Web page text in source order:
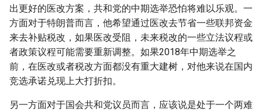
出更好的医改方案，共和党的中期选举恐怕将难以乐观。一
方面对于特朗普而言，他希望通过医改去节省一些联邦资金
来去补贴税改，如果医改受阻，未来税改的一些立法议程或
者政策议程可能需要重新调整。如果2018年中期选举之
前，在医改或者税改方面都没有重大建树，对他来说在国内
竞选承诺兑现上大打折扣。
另一方面对于国会共和党议员而言，应该说是处于一个两难